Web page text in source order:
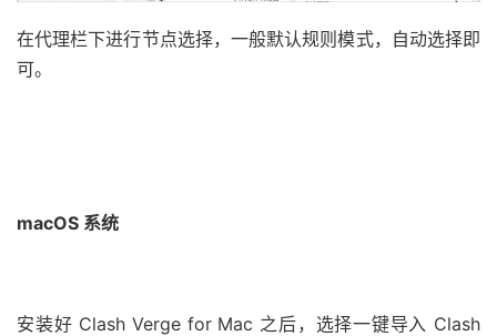
在代理栏下进行节点选择，一般默认规则模式，自动选择即
可。
macOS 系统
安装好 Clash Verge for Mac 之后，选择一键导入 Clash